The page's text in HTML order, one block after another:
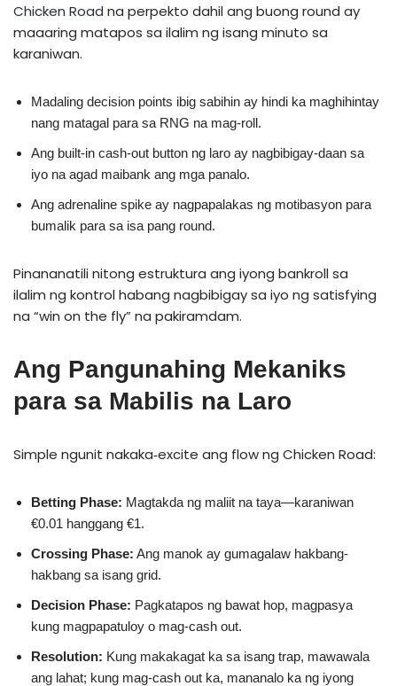
Chicken Road na perpekto dahil ang buong round ay
maaaring matapos sa ilalim ng isang minuto sa
karaniwan.
Madaling decision points ibig sabihin ay hindi ka maghihintay
nang matagal para sa RNG na mag-roll.
Ang built‑in cash‑out button ng laro ay nagbibigay-daan sa
iyo na agad maibank ang mga panalo.
Ang adrenaline spike ay nagpapalakas ng motibasyon para
bumalik para sa isa pang round.
Pinananatili nitong estruktura ang iyong bankroll sa
ilalim ng kontrol habang nagbibigay sa iyo ng satisfying
na “win on the fly” na pakiramdam.
Ang Pangunahing Mekaniks
para sa Mabilis na Laro
Simple ngunit nakaka‑excite ang flow ng Chicken Road:
Betting Phase: Magtakda ng maliit na taya—karaniwan
€0.01 hanggang €1.
Crossing Phase: Ang manok ay gumagalaw hakbang-
hakbang sa isang grid.
Decision Phase: Pagkatapos ng bawat hop, magpasya
kung magpapatuloy o mag-cash out.
Resolution: Kung makakagat ka sa isang trap, mawawala
ang lahat; kung mag-cash out ka, mananalo ka ng iyong